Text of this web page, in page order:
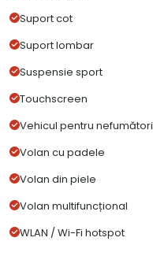
Suport cot
Suport lombar
Suspensie sport
Touchscreen
Vehicul pentru nefumători
Volan cu padele
Volan din piele
Volan multifuncțional
WLAN / Wi-Fi hotspot